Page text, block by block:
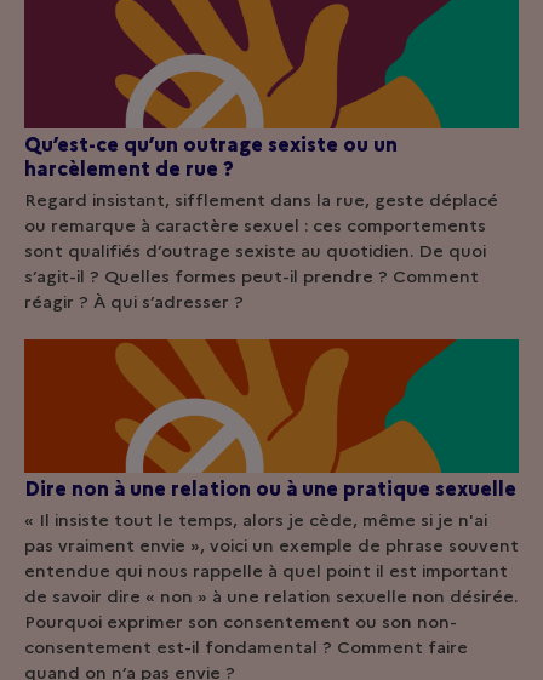
Qu’est-ce qu’un outrage sexiste ou un
harcèlement de rue ?
Regard insistant, sifflement dans la rue, geste déplacé
ou remarque à caractère sexuel : ces comportements
sont qualifiés d’outrage sexiste au quotidien. De quoi
s’agit-il ? Quelles formes peut-il prendre ? Comment
réagir ? À qui s’adresser ?
Dire non à une relation ou à une pratique sexuelle
« Il insiste tout le temps, alors je cède, même si je n'ai
pas vraiment envie », voici un exemple de phrase souvent
entendue qui nous rappelle à quel point il est important
de savoir dire « non » à une relation sexuelle non désirée.
Pourquoi exprimer son consentement ou son non-
consentement est-il fondamental ? Comment faire
quand on n’a pas envie ?